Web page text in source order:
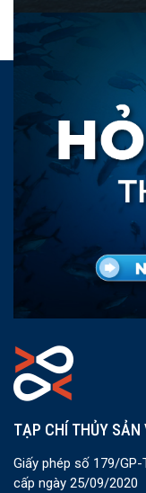
để nâng cao năng
lý nhà nước về thủy
TẠP CHÍ THỦY SẢN
Giấy phép số 179/
cấp ngày 25/09/2020